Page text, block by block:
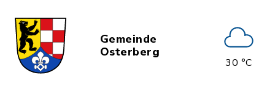
Gemeinde
Osterberg
30 °C